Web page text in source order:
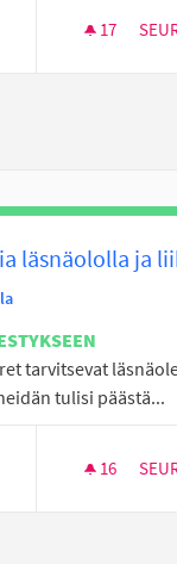
17 17
läsnäololla ja
tarvitsevat
tulisi päästä...
16 16